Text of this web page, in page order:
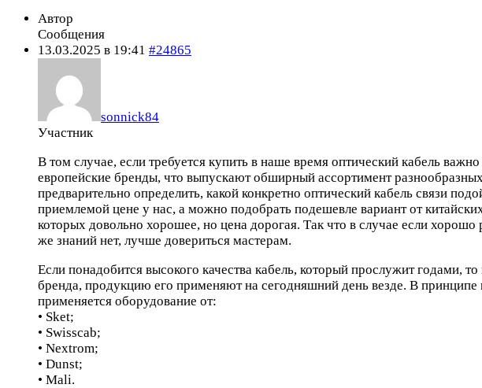
Автор
Сообщения
13.03.2025 в 19:41 #24865
sonnick84
Участник
В том случае, если требуется купить в наше время оптический кабель
европейские бренды, что выпускают обширный ассортимент
предварительно определить, какой конкретно оптический кабель связи
приемлемой цене у нас, а можно подобрать подешевле вариант от
которых довольно хорошее, но цена дорогая. Так что в случае если хорошо
же знаний нет, лучше довериться мастерам.
Если понадобится высокого качества кабель, который прослужит годами,
бренда, продукцию его применяют на сегодняшний день везде. В принципе
применяется оборудование от:
• Sket;
• Swisscab;
• Nextrom;
• Dunst;
• Mali.